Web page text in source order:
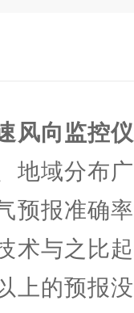
风向监控
地域分布
预报准确
与之比
上的预报